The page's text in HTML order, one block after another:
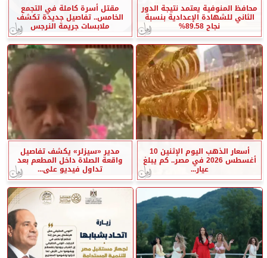
محافظ المنوفية يعتمد نتيجة الدور
الثاني للشهادة الإعدادية بنسبة
نجاح 89.58%
مقتل أسرة كاملة في التجمع
الخامس.. تفاصيل جديدة تكشف
ملابسات جريمة النرجس
أسعار الذهب اليوم الإثنين 10
أغسطس 2026 في مصر.. كم يبلغ
عيار...
مدير «سيزلر» يكشف تفاصيل
واقعة الصلاة داخل المطعم بعد
تداول فيديو على...